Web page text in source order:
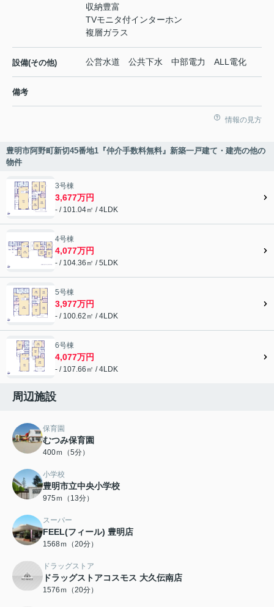
収納豊富
TVモニタ付インターホン
複層ガラス
設備(その他) 公営水道 公共下水 中部電力 ALL電化
備考
情報の見方
豊明市阿野町新切45番地1『仲介手数料無料』新築一戸建て・建売の他の
物件
3号棟
3,677万円
- / 101.04㎡ / 4LDK
4号棟
4,077万円
- / 104.36㎡ / 5LDK
5号棟
3,977万円
- / 100.62㎡ / 4LDK
6号棟
4,077万円
- / 107.66㎡ / 4LDK
周辺施設
保育園
むつみ保育園
400ｍ（5分）
小学校
豊明市立中央小学校
975ｍ（13分）
スーパー
FEEL(フィール) 豊明店
1568ｍ（20分）
ドラッグストア
ドラッグストアコスモス 大久伝南店
1576ｍ（20分）